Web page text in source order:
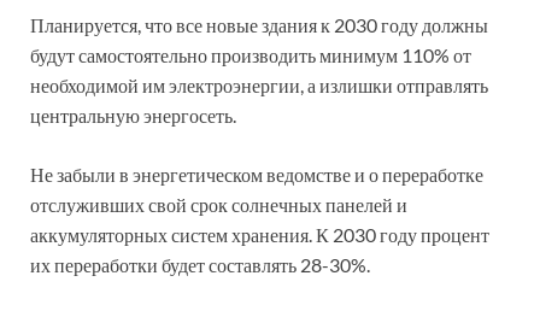
Планируется, что все новые здания к 2030 году должны
будут самостоятельно производить минимум 110% от
необходимой им электроэнергии, а излишки отправлять
центральную энергосеть.
Не забыли в энергетическом ведомстве и о переработке
отслуживших свой срок солнечных панелей и
аккумуляторных систем хранения. К 2030 году процент
их переработки будет составлять 28-30%.